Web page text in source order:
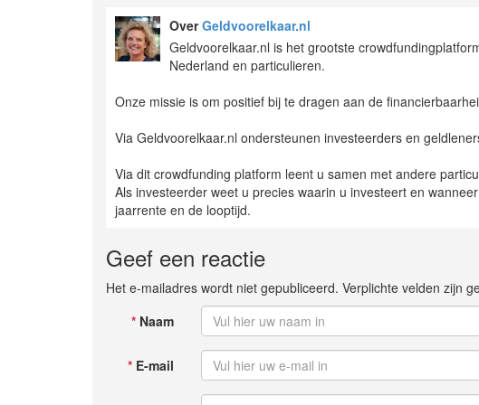
OverGeldvoorelkaar.nl
Geldvoorelkaar.nl is het grootste
Nederland en particulieren.
Onze missie is om positief bij te dragen aan de
Via Geldvoorelkaar.nl ondersteunen investeerders en
Via dit crowdfunding platform leent u samen met andere
Als investeerder weet u precies waarin u investeert en
jaarrente en de looptijd.
Geef een reactie
Het e-mailadres wordt niet gepubliceerd. Verplichte velden zijn
* Naam
* E-mail